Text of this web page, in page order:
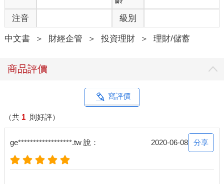
年輕的巴恩斯不可能靠著儀表進入愛迪生的公司。因為他的外表
只會扣分、不會加分。真正的決定性因素是他的念力。
後者的辦公室工作；儘管工資微薄，工作內容對愛迪生而言無關
緊要，對巴恩斯來說卻至關重大，因為他獲得一個展現「交涉買
幾個月過去了，巴恩斯自己私下訂定的目標，亦即立定決心達成
的明確主要目標顯然毫無進展，不過他的內心正起著重大的變
化，那股成為愛迪生商業夥伴的渴望日益強烈。心理學家說得沒
錯：「當一個人真正為某件事做好準備，那件事就會自動上
門。」巴恩斯早就準備好與愛迪生合夥做生意，他心意已決，不
達目標絕不罷手。
注音 級別
中文書 ＞ 財經企管 ＞ 投資理財 ＞ 理財/儲蓄
商品評價
寫評價
（共 1 則好評）
ge******************.tw 說： 2020-06-08 分享